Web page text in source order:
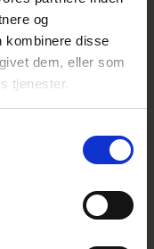
og
kombinere disse
dem, eller som
tjenester.